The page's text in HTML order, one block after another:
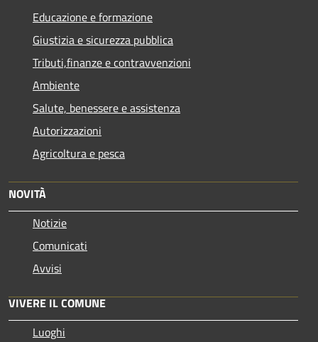
Educazione e formazione
Giustizia e sicurezza pubblica
Tributi,finanze e contravvenzioni
Ambiente
Salute, benessere e assistenza
Autorizzazioni
Agricoltura e pesca
NOVITÀ
Notizie
Comunicati
Avvisi
VIVERE IL COMUNE
Luoghi